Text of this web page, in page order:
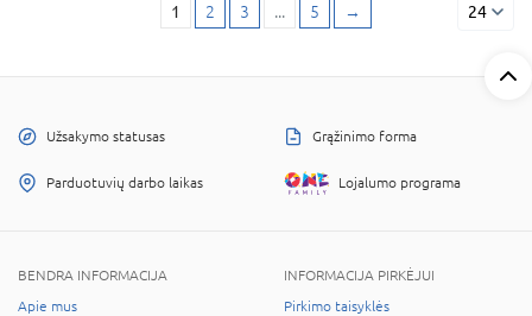
1 2 3 ... 5 → 24
Užsakymo statusas Grąžinimo forma
Parduotuvių darbo laikas Lojalumo programa
BENDRA INFORMACIJA
Apie mus
INFORMACIJA PIRKĖJUI
Pirkimo taisyklės